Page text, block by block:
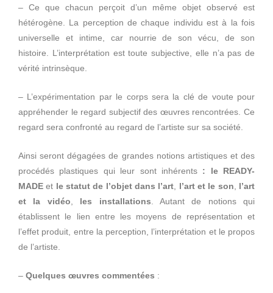
– Ce que chacun perçoit d’un même objet observé est
hétérogène. La perception de chaque individu est à la fois
universelle et intime, car nourrie de son vécu, de son
histoire. L’interprétation est toute subjective, elle n’a pas de
vérité intrinsèque.
– L’expérimentation par le corps sera la clé de voute pour
appréhender le regard subjectif des œuvres rencontrées. Ce
regard sera confronté au regard de l’artiste sur sa société.
Ainsi seront dégagées de grandes notions artistiques et des
procédés plastiques qui leur sont inhérents : le
READY-
MADE et lestatut de l’objetdans l’art l’art et le son
l’art
et la vidéo les installations . Autant de notions qui
établissent le lien entre les moyens de représentation et
l’effet produit, entre la perception, l’interprétation et le propos
de l’artiste.
– Quelques œuvres commentées :